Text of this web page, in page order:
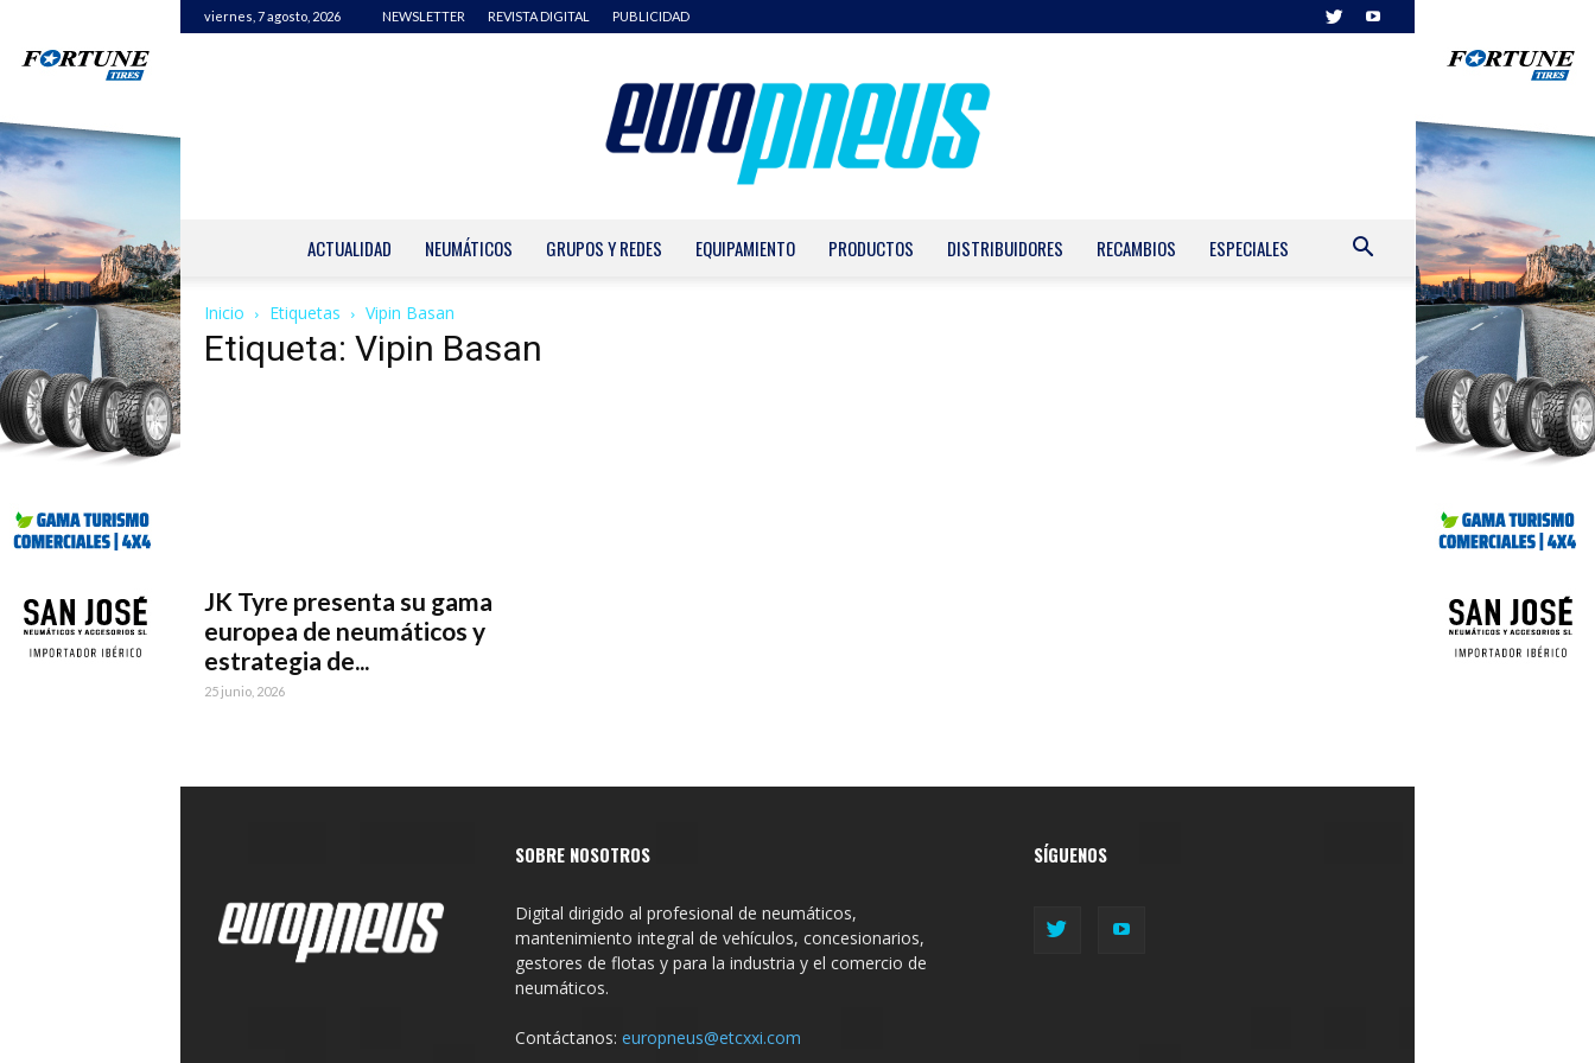
viernes, 7 agosto, 2026 NEWSLETTER REVISTA DIGITAL PUBLICIDAD
ACTUALIDAD NEUMÁTICOS GRUPOS Y REDES EQUIPAMIENTO PRODUCTOS DISTRIBUIDORES RECAMBIOS ESPECIALES
Inicio Etiquetas Vipin Basan
Etiqueta: Vipin Basan
JK Tyre presenta su gama
europea de neumáticos y
estrategia de...
25 junio, 2026
SOBRE NOSOTROS
Digital dirigido al profesional de neumáticos,
mantenimiento integral de vehículos, concesionarios,
gestores de flotas y para la industria y el comercio de
neumáticos.
Contáctanos: europneus@etcxxi.com
SÍGUENOS